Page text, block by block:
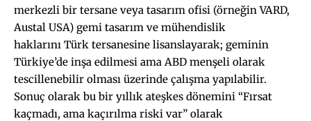
merkezli bir tersane veya tasarım ofisi (örneğin VARD,
Austal USA) gemi tasarım ve mühendislik
haklarını Türk tersanesine lisanslayarak; geminin
Türkiye’de inşa edilmesi ama ABD menşeli olarak
tescillenebilir olması üzerinde çalışma yapılabilir.
Sonuç olarak bu bir yıllık ateşkes dönemini “Fırsat
kaçmadı, ama kaçırılma riski var” olarak